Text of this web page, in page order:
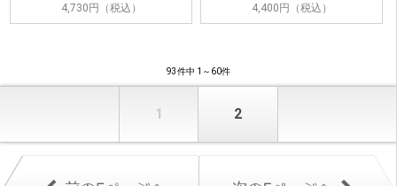
4,730円（税込）
4,400円（税込）
93件中 1～60件
1 2